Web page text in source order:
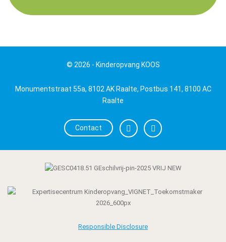
© 2026 - Kinderopvang KOOS
Monumentstraat 55a, 8102 AK Raalte, Postbus 141, 8100 AC
Raalte
Contact
Responsible Disclosure